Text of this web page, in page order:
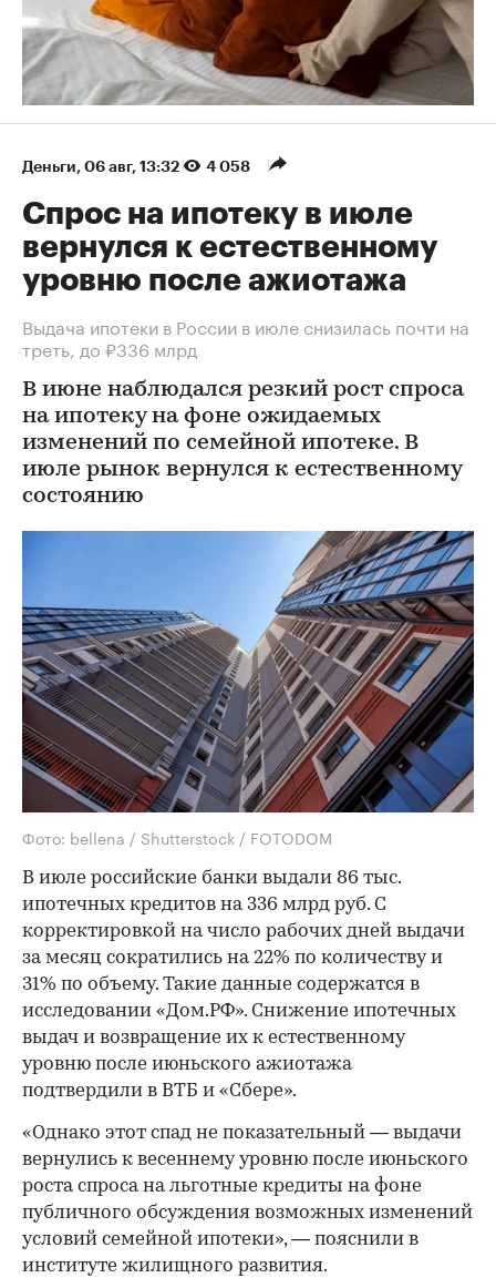
Деньги 06 авг, 13:32 4 058
Спрос на ипотеку в июле
вернулся к естественному
уровню после ажиотажа
Выдача ипотеки в России в июле снизилась почти на
треть, до ₽336 млрд
В июне наблюдался резкий рост спроса
на ипотеку на фоне ожидаемых
изменений по семейной ипотеке. В
июле рынок вернулся к естественному
состоянию
Фото: bellena / Shutterstock / FOTODOM
В июле российские банки выдали 86 тыс.
ипотечных кредитов на 336 млрд руб. С
корректировкой на число рабочих дней выдачи
за месяц сократились на 22% по количеству и
31% по объему. Такие данные содержатся в
исследовании «Дом.РФ». Снижение ипотечных
выдач и возвращение их к естественному
уровню после июньского ажиотажа
подтвердили в ВТБ и «Сбере».
«Однако этот спад не показательный — выдачи
вернулись к весеннему уровню после июньского
роста спроса на льготные кредиты на фоне
публичного обсуждения возможных изменений
условий семейной ипотеки», — пояснили в
институте жилищного развития.